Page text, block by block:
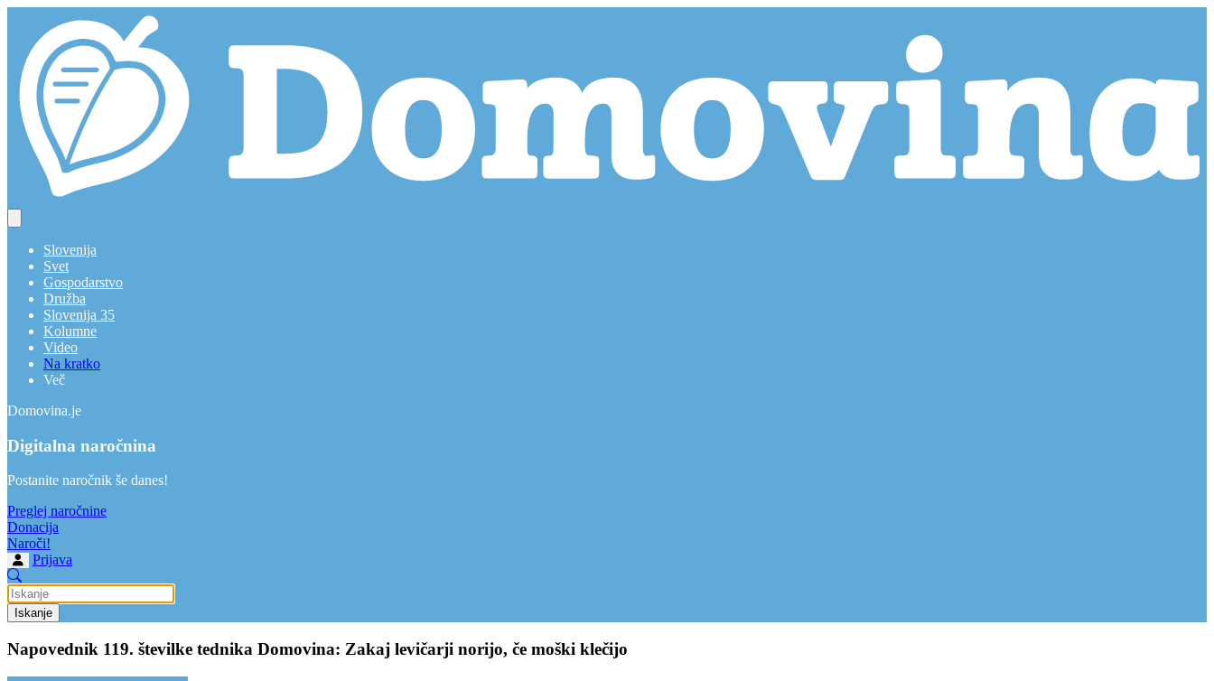
Slovenija
Svet
Gospodarstvo
Družba
Slovenija 35
Kolumne
Video
Na kratko
Več
Domovina.je
Digitalna naročnina
Postanite naročnik še danes!
Preglej naročnine
Donacija
Naroči!
Prijava
Iskanje
Napovednik 119. številke tednika Domovina: Zakaj levičarji norijo, če moški klečijo